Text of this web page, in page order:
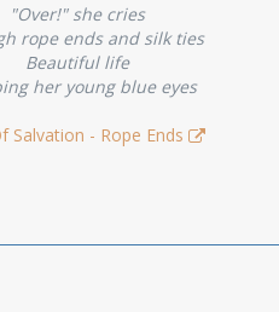
"Over!" she cries
rope ends and silk ties
Beautiful life
her young blue eyes
Salvation - Rope Ends